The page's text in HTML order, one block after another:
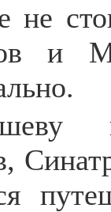
не
и